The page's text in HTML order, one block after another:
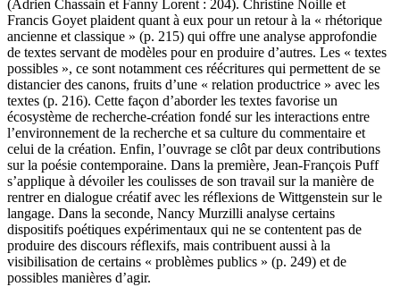
(Adrien Chassain et Fanny Lorent : 204). Christine Noille et
Francis Goyet plaident quant à eux pour un retour à la « rhétorique
ancienne et classique » (p. 215) qui offre une analyse approfondie
de textes servant de modèles pour en produire d’autres. Les « textes
possibles », ce sont notamment ces réécritures qui permettent de se
distancier des canons, fruits d’une « relation productrice » avec les
textes (p. 216). Cette façon d’aborder les textes favorise un
écosystème de recherche-création fondé sur les interactions entre
l’environnement de la recherche et sa culture du commentaire et
celui de la création. Enfin, l’ouvrage se clôt par deux contributions
sur la poésie contemporaine. Dans la première, Jean-François Puff
s’applique à dévoiler les coulisses de son travail sur la manière de
rentrer en dialogue créatif avec les réflexions de Wittgenstein sur le
langage. Dans la seconde, Nancy Murzilli analyse certains
dispositifs poétiques expérimentaux qui ne se contentent pas de
produire des discours réflexifs, mais contribuent aussi à la
visibilisation de certains « problèmes publics » (p. 249) et de
possibles manières d’agir.